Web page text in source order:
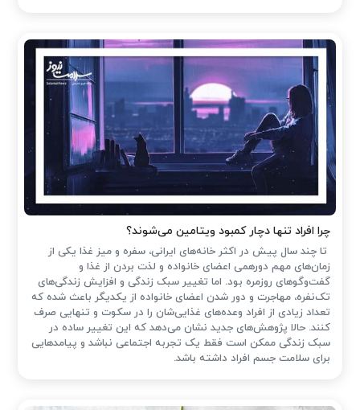
چرا افراد تنها دچار کمبود ویتامین می‌شوند؟
تا چند سال پیش در اکثر خانه‌های ایرانی، سفره و میز غذا یکی از
زمان‌های مهم دورهمی اعضای خانواده و لذت بردن از غذا و
گفت‌وگوهای روزمره بود. اما تغییر سبک زندگی و افزایش زندگی‌های
تک‌نفره، مهاجرت و دور شدن اعضای خانواده از یکدیگر باعث شده که
تعداد زیادی از افراد وعده‌های غذایی‌شان را در سکوت و تنهایی صرف
کنند. حالا پژوهش‌های جدید نشان می‌دهد که این تغییر ساده در
سبک زندگی ممکن است فقط یک تجربه اجتماعی نباشد و پیامدهایی
برای سلامت جسم افراد داشته باشد.